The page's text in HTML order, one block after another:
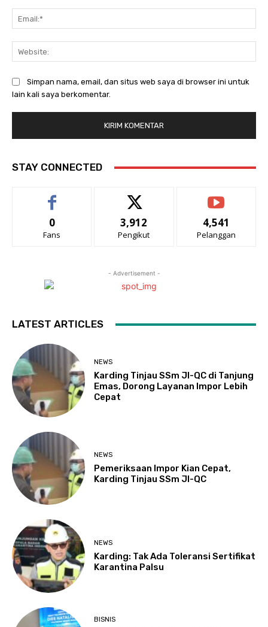
Simpan nama, email, dan situs web saya di browser ini untuk
lain kali saya berkomentar.
STAY CONNECTED
0
Fans
3,912
Pengikut
4,541
Pelanggan
- Advertisement -
LATEST ARTICLES
NEWS
Karding Tinjau SSm JI-QC di Tanjung
Emas, Dorong Layanan Impor Lebih
Cepat
NEWS
Pemeriksaan Impor Kian Cepat,
Karding Tinjau SSm JI-QC
NEWS
Karding: Tak Ada Toleransi Sertifikat
Karantina Palsu
BISNIS